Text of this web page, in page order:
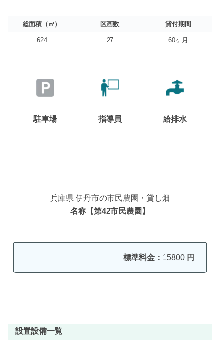
総面積（㎡） 区画数 貸付期間
624 27 60ヶ月
駐車場 指導員 給排水
兵庫県 伊丹市の市民農園・貸し畑
名称【第42市民農園】
標準料金： 15800 円
設置設備一覧